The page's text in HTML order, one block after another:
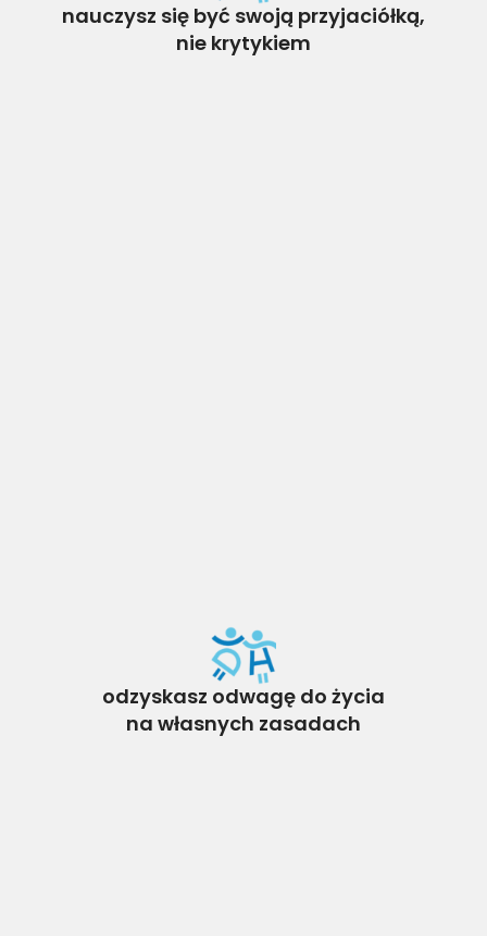
nauczysz się być swoją przyjaciółką,
nie krytykiem
odzyskasz odwagę do życia
na własnych zasadach